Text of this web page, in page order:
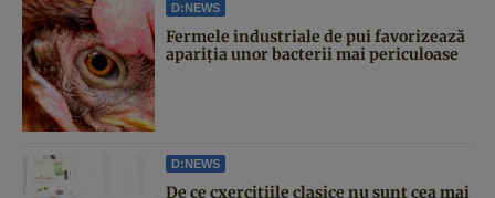
D:NEWS
Fermele industriale de pui favorizează
apariția unor bacterii mai periculoase
D:NEWS
De ce cxercițiile clasice nu sunt cea mai